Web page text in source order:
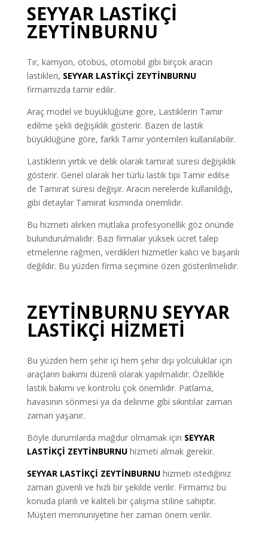
SEYYAR LASTİKÇİ
ZEYTİNBURNU
Tır, kamyon, otobüs, otomobil gibi birçok aracın
lastikleri, SEYYAR LASTİKÇİ ZEYTİNBURNU
firmamızda tamir edilir.
Araç model ve büyüklüğüne göre, Lastiklerin Tamir
edilme şekli değişiklik gösterir. Bazen de lastik
büyüklüğüne göre, farklı Tamir yöntemleri kullanılabilir.
Lastiklerin yırtık ve delik olarak tamirat süresi değişiklik
gösterir. Genel olarak her türlü lastik tipi Tamir edilse
de Tamirat süresi değişir. Aracın nerelerde kullanıldığı,
gibi detaylar Tamirat kısmında önemlidir.
Bu hizmeti alırken mutlaka profesyonellik göz önünde
bulundurulmalıdır. Bazı firmalar yüksek ücret talep
etmelerine rağmen, verdikleri hizmetler kalıcı ve başarılı
değildir. Bu yüzden firma seçimine özen gösterilmelidir.
ZEYTİNBURNU SEYYAR
LASTİKÇİ HİZMETİ
Bu yüzden hem şehir içi hem şehir dışı yolculuklar için
araçların bakımı düzenli olarak yapılmalıdır. Özellikle
lastik bakımı ve kontrolü çok önemlidir. Patlama,
havasının sönmesi ya da delinme gibi sıkıntılar zaman
zaman yaşanır.
Böyle durumlarda mağdur olmamak için SEYYAR
LASTİKÇİ ZEYTİNBURNU hizmeti almak gerekir.
SEYYAR LASTİKÇİ ZEYTİNBURNU hizmeti istediğiniz
zaman güvenli ve hızlı bir şekilde verilir. Firmamız bu
konuda planlı ve kaliteli bir çalışma stiline sahiptir.
Müşteri memnuniyetine her zaman önem verilir.